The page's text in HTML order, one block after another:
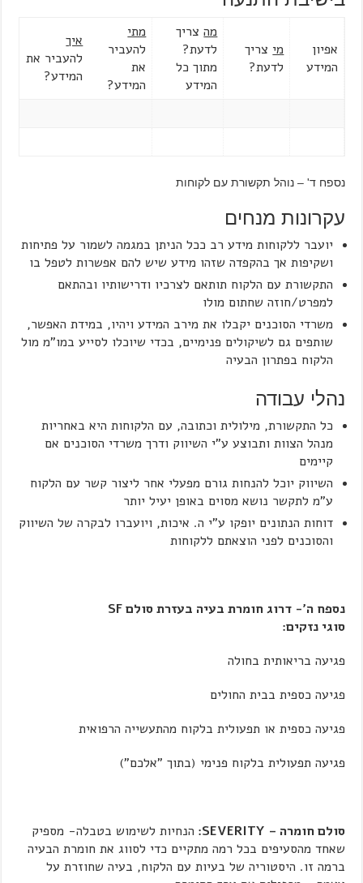
אפיון
המידע
מי צריך
לדעת?
מהצריך
לדעת?
מתוך כל
המידע
מתי
להעביר
את
המידע?
איך
להעביר את
המידע?
נספח ד' – נוהל תקשורת עם לקוחות
עקרונות מנחים
יועבר ללקוחות מידע רב ככל הניתן במגמה לשמור על פתיחות
ושקיפות אך בהקפדה שזהו מידע שיש להם אפשרות לטפל בו
התקשורת עם הלקוח תותאם לצרכיו ודרישותיו ובהתאם
למפרט/חוזה שחתום מולו
משרדי הסוכנים יקבלו את מירב המידע ויהיו, במידת האפשר,
שותפים גם לשיקולים פנימיים, בכדי שיוכלו לסייע במו"מ מול
הלקוח בפתרון הבעיה
נהלי עבודה
כל התקשורת, מילולית וכתובה, עם הלקוחות היא באחריות
מנהל הצוות ותבוצע ע”י השיווק ודרך משרדי הסוכנים אם
קיימים
השיווק יוכל להנחות גורם מפעלי אחר ליצור קשר עם הלקוח
ע”מ לתקשר נושא מסוים באופן יעיל יותר
דוחות הנתונים יופקו ע”י ה. איכות, ויועברו לבקרה של השיווק
והסוכנים לפני הוצאתם ללקוחות
נספח ה'- דרוג חומרת בעיה בעזרת סולםSF
סוגי נזקים:
פגיעה בריאותית בחולה
פגיעה כספית בבית החולים
פגיעה כספית או תפעולית בלקוח מהתעשייה הרפואית
פגיעה תפעולית בלקוח פנימי (בתוך "אלכם")
סולם חומרה –
SEVERITY
: הנחיות לשימוש בטבלה- מספיק
שאחד מהסעיפים בכל רמה מתקיים כדי לסווג את חומרת הבעיה
ברמה זו. היסטוריה של בעיות עם הלקוח, בעיה שחוזרת על